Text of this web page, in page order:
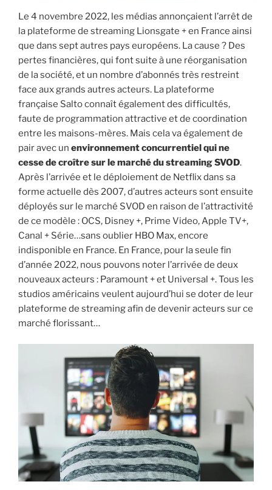
Le 4 novembre 2022, les médias annonçaient l’arrêt de
la plateforme de streaming Lionsgate + en France ainsi
que dans sept autres pays européens. La cause ? Des
pertes financières, qui font suite à une réorganisation
de la société, et un nombre d’abonnés très restreint
face aux grands autres acteurs. La plateforme
française Salto connaît également des difficultés,
faute de programmation attractive et de coordination
entre les maisons-mères. Mais cela va également de
pair avec un environnement concurrentiel qui ne
cesse de croître sur le marché du streaming SVOD.
Après l’arrivée et le déploiement de Netflix dans sa
forme actuelle dès 2007, d’autres acteurs sont ensuite
déployés sur le marché SVOD en raison de l’attractivité
de ce modèle : OCS, Disney +, Prime Video, Apple TV+,
Canal + Série…sans oublier HBO Max, encore
indisponible en France. En France, pour la seule fin
d’année 2022, nous pouvons noter l’arrivée de deux
nouveaux acteurs : Paramount + et Universal +. Tous les
studios américains veulent aujourd’hui se doter de leur
plateforme de streaming afin de devenir acteurs sur ce
marché florissant…